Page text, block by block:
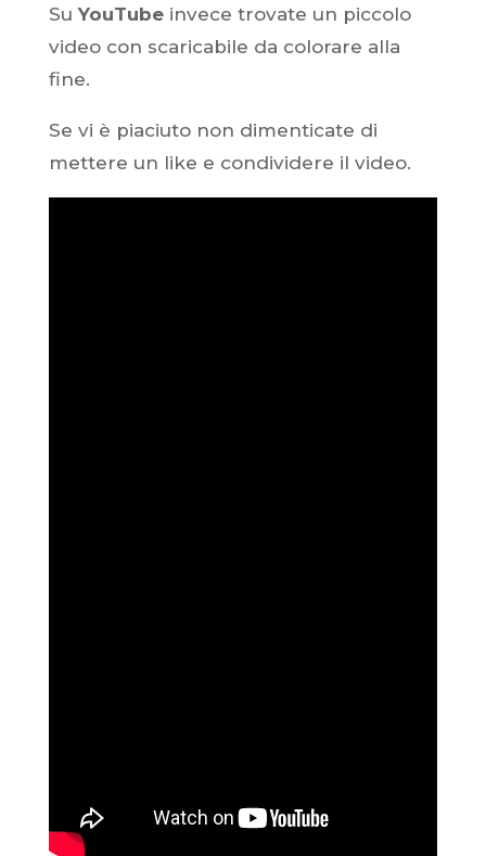
SuYouTubeinvece trovate un piccolo
video con scaricabile da colorare alla
fine.
Se vi è piaciuto non dimenticate di
mettere un like e condividere il video.